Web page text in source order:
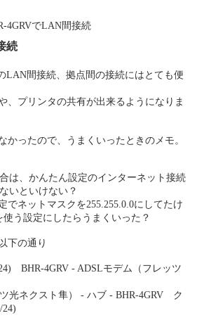
でLAN間接続
続
LAN間接続、拠点間の接続にはとても便
、プリンタの共有が出来るようになりま
かったので、うまくいったときのメモ。
は、かんたん設定のインターネット接続
いといけない？
でネットマスクを255.255.0.0にしてたけ
使う設定にしたらうまくいった？
下の通り
BHR-4GRV - ADSLモデム（フレッツ
光ネクスト隼） - ハブ - BHR-4GRV ク
24)